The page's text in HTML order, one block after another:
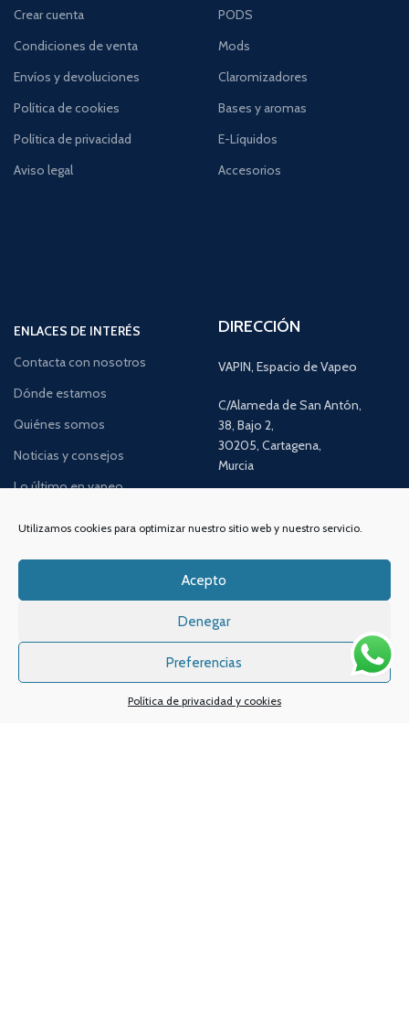
Utilizamos cookies para optimizar nuestro sitio web y nuestro servicio.
Acepto
Denegar
Preferencias
Política de privacidad y cookies
Crear cuenta
Condiciones de venta
Envíos y devoluciones
Política de cookies
Política de privacidad
Aviso legal
PODS
Mods
Claromizadores
Bases y aromas
E-Líquidos
Accesorios
ENLACES DE INTERÉS
Contacta con nosotros
Dónde estamos
Quiénes somos
Noticias y consejos
Lo último en vapeo
DIRECCIÓN
VAPIN, Espacio de Vapeo
C/Alameda de San Antón,
38, Bajo 2,
30205, Cartagena,
Murcia
a 14h y de 17 a 20h
TELÉFONO:
Email: